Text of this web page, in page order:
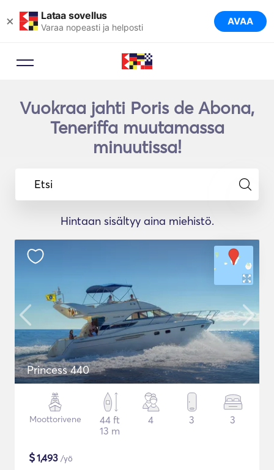
× Lataa sovellus
Varaa nopeasti ja helposti AVAA
Vuokraa jahti Poris de Abona,
Teneriffa muutamassa
minuutissa!
Etsi
Hintaan sisältyy aina miehistö.
Princess 440
Moottorivene
44 ft
13 m
4 3 3
$1,493 /yö